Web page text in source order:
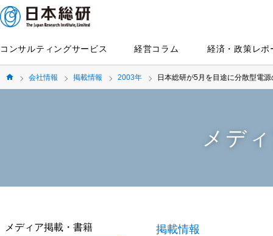
コンサルティングサービス 経営コラム 経済・政策レポ
会社情報 掲載情報 2003年 日本総研が5月を目途に分散型電
メデ
掲載情報
メディア掲載・書籍